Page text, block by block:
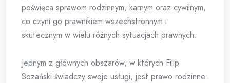
poświęca sprawom rodzinnym, karnym oraz cywilnym,
co czyni go prawnikiem wszechstronnym i
skutecznym w wielu różnych sytuacjach prawnych.
Jednym z głównych obszarów, w których Filip
Sozański świadczy swoje usługi, jest prawo rodzinne.